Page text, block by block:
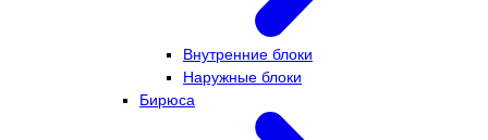
Внутренние блоки
Наружные блоки
Бирюса